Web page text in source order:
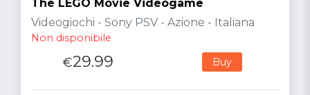
The LEGO Movie Videogame
Videogiochi - Sony PSV - Azione - Italiana
Non disponibile
€29.99 Buy